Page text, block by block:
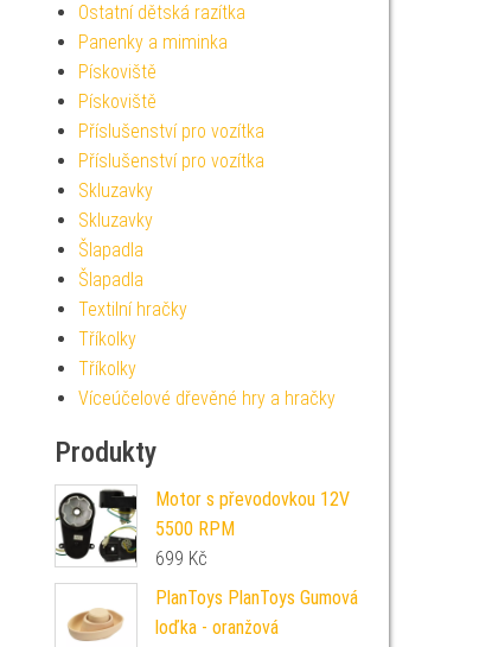
Ostatní dětská razítka
Panenky a miminka
Pískoviště
Pískoviště
Příslušenství pro vozítka
Příslušenství pro vozítka
Skluzavky
Skluzavky
Šlapadla
Šlapadla
Textilní hračky
Tříkolky
Tříkolky
Víceúčelové dřevěné hry a hračky
Produkty
Motor s převodovkou 12V
5500 RPM
699 Kč
PlanToys PlanToys Gumová
loďka - oranžová